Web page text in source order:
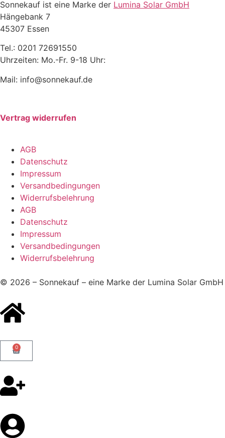
Sonnekauf ist eine Marke der Lumina Solar GmbH
Hängebank 7
45307 Essen
Tel.: 0201 72691550
Uhrzeiten: Mo.-Fr. 9-18 Uhr:
Mail: info@sonnekauf.de
Vertrag widerrufen
AGB
Datenschutz
Impressum
Versandbedingungen
Widerrufsbelehrung
AGB
Datenschutz
Impressum
Versandbedingungen
Widerrufsbelehrung
© 2026 – Sonnekauf – eine Marke der Lumina Solar GmbH
0